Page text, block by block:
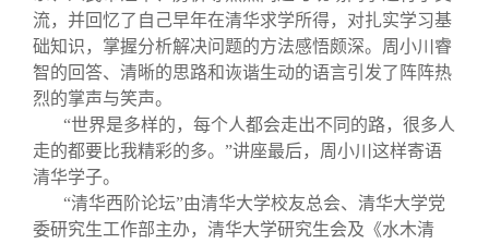
流，并回忆了自己早年在清华求学所得，对扎实学习基
础知识，掌握分析解决问题的方法感悟颇深。周小川睿
智的回答、清晰的思路和诙谐生动的语言引发了阵阵热
烈的掌声与笑声。
“世界是多样的，每个人都会走出不同的路，很多人
走的都要比我精彩的多。”讲座最后，周小川这样寄语
清华学子。
“清华西阶论坛”由清华大学校友总会、清华大学党
委研究生工作部主办，清华大学研究生会及《水木清